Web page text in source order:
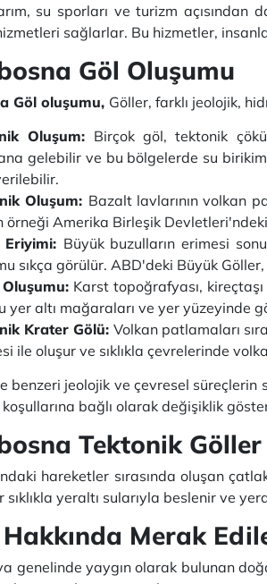
su sporları ve turizm
sağlarlar. Bu hizmetler,
Göl Oluşumu
Göl oluşumu, Göller, farklı jeolojik,
Oluşum: Birçok göl, tektonik
gelebilir ve bu bölgelerde su
Oluşum: Bazalt lavlarının volkan
örneği Amerika Birleşik
Eriyimi: Büyük buzulların erimesi
sıkça görülür. ABD'deki Büyük
Karst topoğrafyası,
yer altı mağaraları ve yer yüzeyinde
Krater Gölü: Volkan patlamaları
ile oluşur ve sıklıkla çevrelerinde
benzeri jeolojik ve çevresel süreçlerin
bağlı olarak değişiklik
Tektonik Göller
hareketler sırasında oluşan
sıklıkla yeraltı sularıyla beslenir ve
Merak
genelinde yaygın olarak bulunan